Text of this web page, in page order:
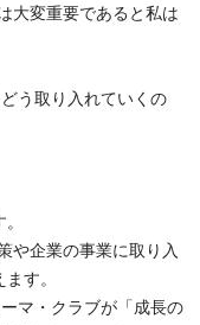
大変重要であると私は
う取り入れていくの
や企業の事業に取り入
す。
マ・クラブが「成長の